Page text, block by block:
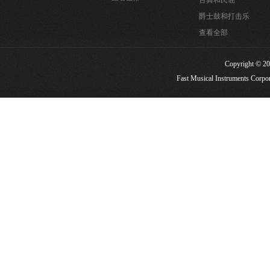
爵士鼓和打击乐
查看全部
Copyright ©
Fast Musical Instruments